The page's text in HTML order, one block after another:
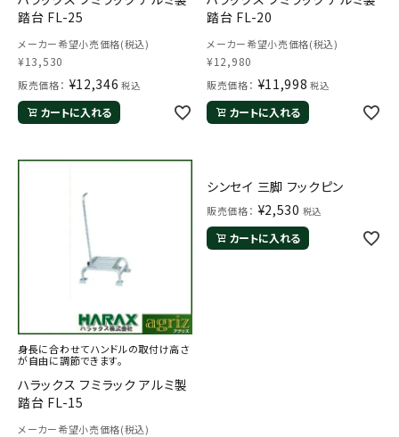
踏台 FL-25
メーカー希望小売価格(税込)
¥13,530
販売価格： ¥12,346 税込
カートに入れる
踏台 FL-20
メーカー希望小売価格(税込)
¥12,980
販売価格： ¥11,998 税込
カートに入れる
身長に合わせてハンドルの取付け高さ
が自由に調節できます。
ハラックス フミラック アルミ製
踏台 FL-15
メーカー希望小売価格(税込)
シンセイ 三脚 フックピン
販売価格： ¥2,530 税込
カートに入れる